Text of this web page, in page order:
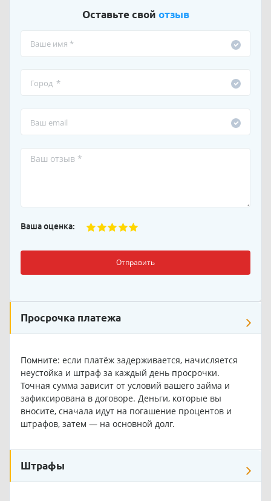
Оставьте свой отзыв
Ваша оценка:
Отправить
Просрочка платежа
Помните: если платёж задерживается, начисляется
неустойка и штраф за каждый день просрочки.
Точная сумма зависит от условий вашего займа и
зафиксирована в договоре. Деньги, которые вы
вносите, сначала идут на погашение процентов и
штрафов, затем — на основной долг.
Штрафы